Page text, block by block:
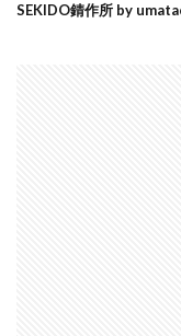
SEKIDO錆作所 by